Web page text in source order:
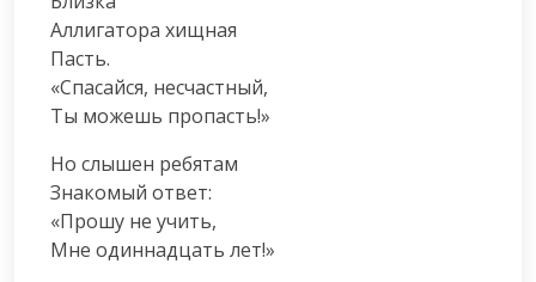
Аллигатора хищная
Пасть.
«Спасайся, несчастный,
Ты можешь пропасть!»
Но слышен ребятам
Знакомый ответ:
«Прошу не учить,
Мне одиннадцать лет!»